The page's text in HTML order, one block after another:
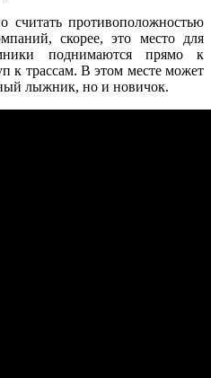
противоположностью
скорее, это место для
поднимаются прямо к
к трассам. В этом месте может
лыжник, но и новичок.